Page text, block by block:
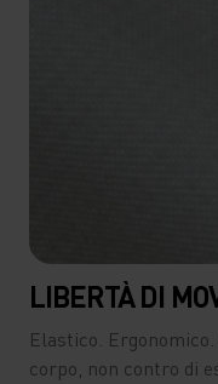
LIBERTÀ DI
Elastico.
corpo, non contro di